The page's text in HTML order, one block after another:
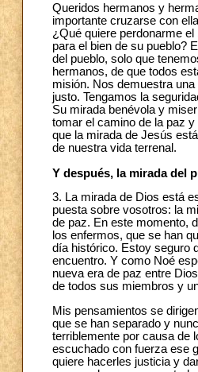
Queridos hermanos y
importante cruzarse con
¿Qué quiere perdonarme
para el bien de su pueblo?
del pueblo, solo que
hermanos, de que todos
misión. Nos demuestra
justo. Tengamos la
Su mirada benévola y
tomar el camino de la paz
que la mirada de Jesús
de nuestra vida terrenal.
Y después, la mirada del
3. La mirada de Dios está
puesta sobre vosotros: la
de paz. En este momento,
los enfermos, que se han
día histórico. Estoy seguro
encuentro. Y como Noé
nueva era de paz entre
de todos sus miembros y
Mis pensamientos se
que se han separado y
terriblemente por causa de
escuchado con fuerza ese
quiere hacerles justicia y